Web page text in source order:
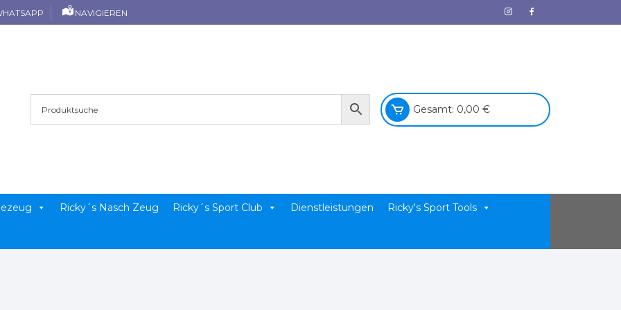
NAVIGIEREN
Gesamt: 0,00 €
Ricky´s Nasch Zeug Ricky´s Sport Club Dienstleistungen Ricky's Sport Tools